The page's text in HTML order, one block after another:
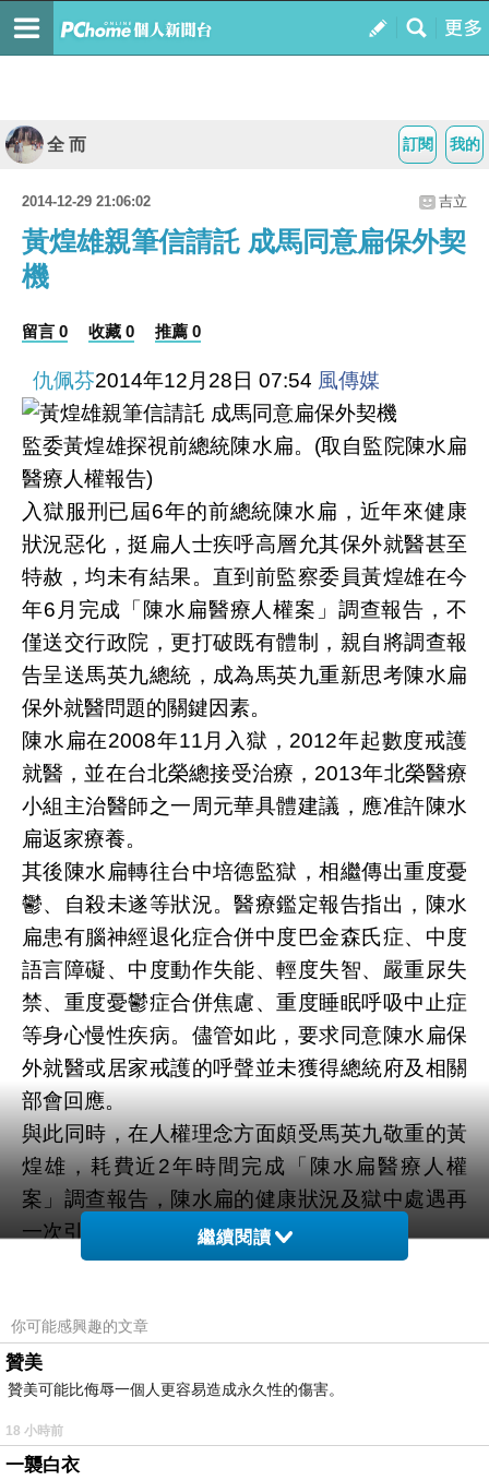
我的
訂閱
全 而
2014-12-29 21:06:02 吉立
黃煌雄親筆信請託 成馬同意扁保外契
機
留言 0 收藏 0 推薦 0
仇佩芬2014年12月28日 07:54 風傳媒
監委黃煌雄探視前總統陳水扁。(取自監院陳水扁
醫療人權報告)
入獄服刑已屆6年的前總統陳水扁，近年來健康
狀況惡化，挺扁人士疾呼高層允其保外就醫甚至
特赦，均未有結果。直到前監察委員黃煌雄在今
年6月完成「陳水扁醫療人權案」調查報告，不
僅送交行政院，更打破既有體制，親自將調查報
告呈送馬英九總統，成為馬英九重新思考陳水扁
保外就醫問題的關鍵因素。
陳水扁在2008年11月入獄，2012年起數度戒護
就醫，並在台北榮總接受治療，2013年北榮醫療
小組主治醫師之一周元華具體建議，應准許陳水
扁返家療養。
其後陳水扁轉往台中培德監獄，相繼傳出重度憂
鬱、自殺未遂等狀況。醫療鑑定報告指出，陳水
扁患有腦神經退化症合併中度巴金森氏症、中度
語言障礙、中度動作失能、輕度失智、嚴重尿失
禁、重度憂鬱症合併焦慮、重度睡眠呼吸中止症
等身心慢性疾病。儘管如此，要求同意陳水扁保
外就醫或居家戒護的呼聲並未獲得總統府及相關
部會回應。
與此同時，在人權理念方面頗受馬英九敬重的黃
煌雄，耗費近2年時間完成「陳水扁醫療人權
案」調查報告，陳水扁的健康狀況及獄中處遇再
一次引發各界議論。
依體制規定，監委完成調查報告後，只須送交行
份調查報告後，除了送交行政院外，更將報告親
送至總統府，附上一封給馬英九的親筆信，呼籲
他在了解陳水扁的情況後，重新思考讓陳水扁離
開培德監獄一事。
儘管總統府對黃煌雄公佈「陳水扁醫療人權案」
繼續閱讀
你可能感興趣的文章
贊美
贊美可能比侮辱一個人更容易造成永久性的傷害。
18 小時前
一襲白衣